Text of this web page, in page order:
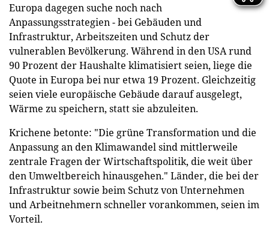
Europa dagegen suche noch nach
Anpassungsstrategien - bei Gebäuden und
Infrastruktur, Arbeitszeiten und Schutz der
vulnerablen Bevölkerung. Während in den USA rund
90 Prozent der Haushalte klimatisiert seien, liege die
Quote in Europa bei nur etwa 19 Prozent. Gleichzeitig
seien viele europäische Gebäude darauf ausgelegt,
Wärme zu speichern, statt sie abzuleiten.
Krichene betonte: "Die grüne Transformation und die
Anpassung an den Klimawandel sind mittlerweile
zentrale Fragen der Wirtschaftspolitik, die weit über
den Umweltbereich hinausgehen." Länder, die bei der
Infrastruktur sowie beim Schutz von Unternehmen
und Arbeitnehmern schneller vorankommen, seien im
Vorteil.